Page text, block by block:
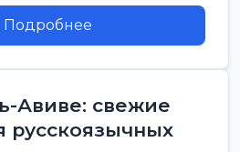
Подробнее
Авиве: свежие
русскоязычных